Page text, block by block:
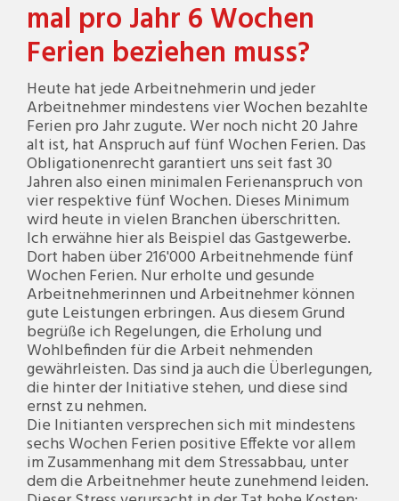
mal pro Jahr 6 Wochen
Ferien beziehen muss?
Heute hat jede Arbeitnehmerin und jeder
Arbeitnehmer mindestens vier Wochen bezahlte
Ferien pro Jahr zugute. Wer noch nicht 20 Jahre
alt ist, hat Anspruch auf fünf Wochen Ferien. Das
Obligationenrecht garantiert uns seit fast 30
Jahren also einen minimalen Ferienanspruch von
vier respektive fünf Wochen. Dieses Minimum
wird heute in vielen Branchen überschritten.
Ich erwähne hier als Beispiel das Gastgewerbe.
Dort haben über 216'000 Arbeitnehmende fünf
Wochen Ferien. Nur erholte und gesunde
Arbeitnehmerinnen und Arbeitnehmer können
gute Leistungen erbringen. Aus diesem Grund
begrüße ich Regelungen, die Erholung und
Wohlbefinden für die Arbeit nehmenden
gewährleisten. Das sind ja auch die Überlegungen,
die hinter der Initiative stehen, und diese sind
ernst zu nehmen.
Die Initianten versprechen sich mit mindestens
sechs Wochen Ferien positive Effekte vor allem
im Zusammenhang mit dem Stressabbau, unter
dem die Arbeitnehmer heute zunehmend leiden.